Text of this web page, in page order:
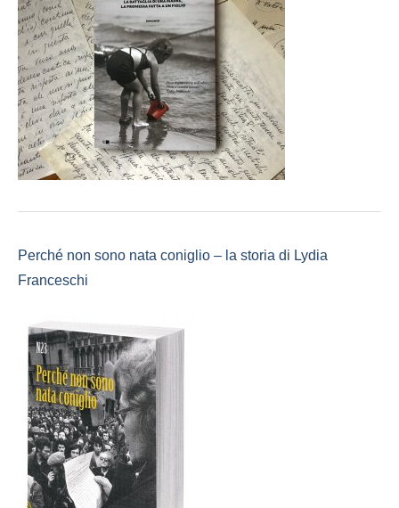
Perché non sono nata coniglio – la storia di Lydia
Franceschi